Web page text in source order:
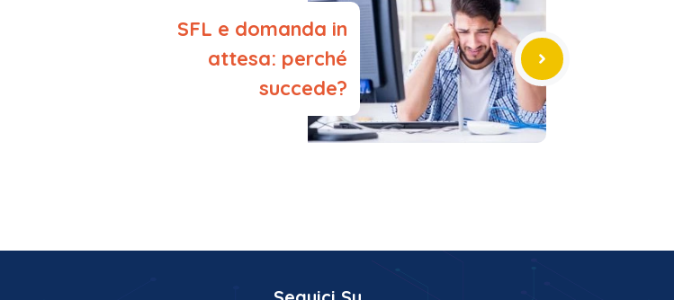
SFL e domanda in
attesa: perché
succede?